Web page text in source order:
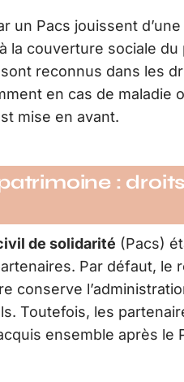
un Pacs jouissent
la couverture sociale
reconnus dans les
en cas de maladie
mise en avant.
:
de solidarité (Pacs)
Par défaut, le
conserve
Toutefois, les
ensemble après le